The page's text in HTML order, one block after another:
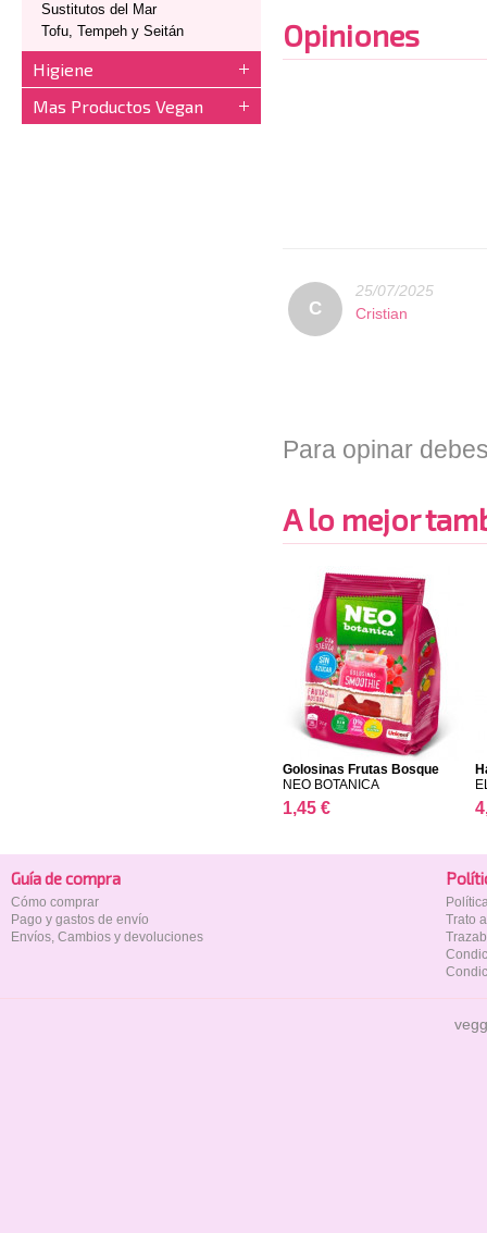
Sustitutos del Mar
Tofu, Tempeh y Seitán
Higiene
Mas Productos Vegan
Opiniones
C
25/07/2025
Cristian
Para opinar
A lo mejor
Golosinas Frutas Bosque
NEO BOTANICA
1,45 €
Guía de compra
Cómo comprar
Pago y gastos de envío
Envíos, Cambios y devoluciones
Trato